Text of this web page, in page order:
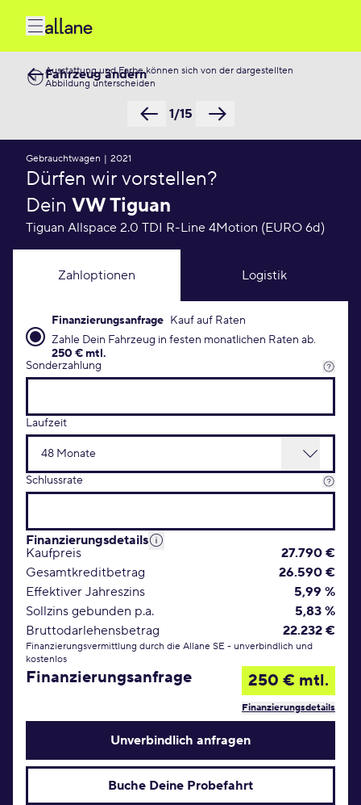
Ausstattung und Farbe können sich von der dargestellten
Abbildung unterscheiden
1/15
Fahrzeug ändern
Gebrauchtwagen | 2021
Dürfen wir vorstellen?
Dein VW Tiguan
Tiguan Allspace 2.0 TDI R-Line 4Motion (EURO 6d)
Zahloptionen Logistik
Finanzierungsanfrage Konditionen
Finanzierungsanfrage Kauf auf Raten
Zahle Dein Fahrzeug in festen monatlichen Raten ab.
250 € mtl.
Sonderzahlung
Laufzeit
Schlussrate
Finanzierungsdetails
Kaufpreis
27.790 €
Gesamtkreditbetrag
26.590 €
Effektiver Jahreszins
5,99 %
Sollzins gebunden p.a.
5,83 %
Bruttodarlehensbetrag
22.232 €
Finanzierungsvermittlung durch die Allane SE - unverbindlich und
kostenlos
Finanzierungsanfrage 250 € mtl.
Finanzierungsdetails
Unverbindlich anfragen
Buche Deine Probefahrt